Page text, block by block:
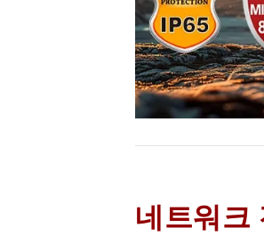
네트워크